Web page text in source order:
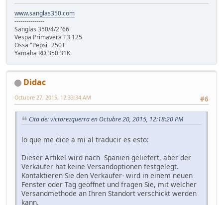
www.sanglas350.com
---------------
Sanglas 350/4/2 '66
Vespa Primavera T3 125
Ossa "Pepsi" 250T
Yamaha RD 350 31K
Didac
#6
Octubre 27, 2015, 12:33:34 AM
Cita de: victorezquerra en Octubre 20, 2015, 12:18:20 PM
lo que me dice a mi al traducir es esto:
Dieser Artikel wird nach Spanien geliefert, aber der
Verkäufer hat keine Versandoptionen festgelegt.
Kontaktieren Sie den Verkäufer- wird in einem neuen
Fenster oder Tag geöffnet und fragen Sie, mit welcher
Versandmethode an Ihren Standort verschickt werden
kann.